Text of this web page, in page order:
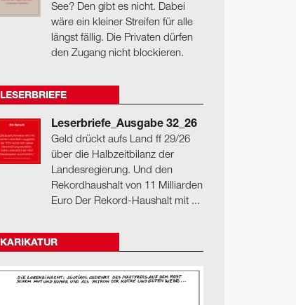
See? Den gibt es nicht. Dabei
wäre ein kleiner Streifen für alle
längst fällig. Die Privaten dürfen
den Zugang nicht blockieren.
LESERBRIEFE
Leserbriefe_Ausgabe 32_26
Geld drückt aufs Land ff 29/26
über die Halbzeitbilanz der
Landesregierung. Und den
Rekordhaushalt von 11 Milliarden
Euro Der Rekord-Haushalt mit ...
KARIKATUR